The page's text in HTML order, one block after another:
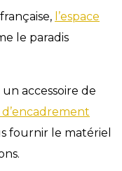
l’espace
le paradis
accessoire de
fournir le matériel